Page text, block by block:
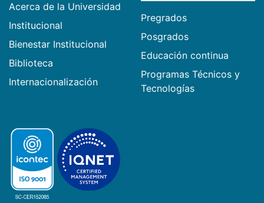
Acerca de la Universidad
Institucional
Bienestar Institucional
Biblioteca
Internacionalización
Pregrados
Posgrados
Educación continua
Programas Técnicos y
Tecnologías